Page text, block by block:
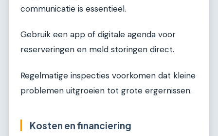
communicatie is essentieel.
Gebruik een app of digitale agenda voor
reserveringen en meld storingen direct.
Regelmatige inspecties voorkomen dat kleine
problemen uitgroeien tot grote ergernissen.
Kosten en financiering